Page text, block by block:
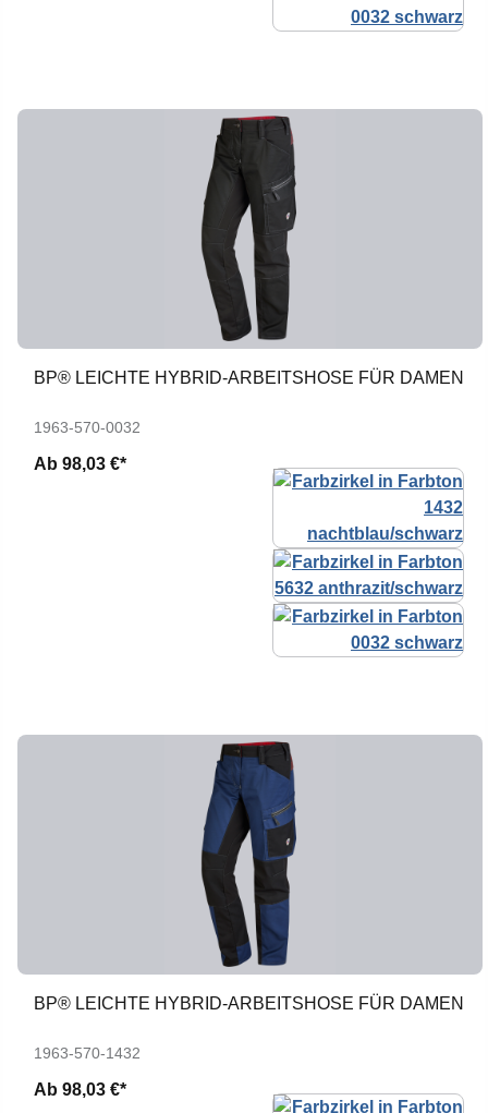
BP® LEICHTE HYBRID-ARBEITSHOSE FÜR DAMEN
1963-570-0032
Ab 98,03 €*
BP® LEICHTE HYBRID-ARBEITSHOSE FÜR DAMEN
1963-570-1432
Ab 98,03 €*